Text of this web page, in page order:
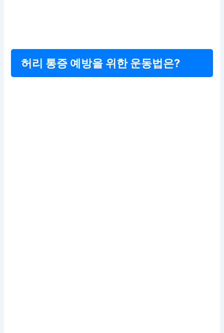
허리 통증 예방을 위한 운동법은?